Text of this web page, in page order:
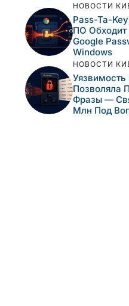
НОВОСТИ
Pass-Ta-
ПО Обходит
Google
Windows
НОВОСТИ
Позволяла
Фразы —
Млн Под